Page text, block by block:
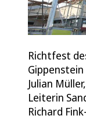
Richtfest
Julian
Leiterin
Richard